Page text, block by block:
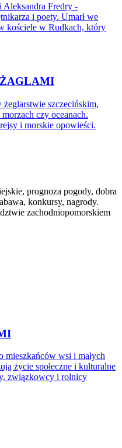
Aleksandra Fredry -
i poety. Umarł we
kościele w Rudkach, który
szczecińskim,
czy oceanach.
i morskie opowieści.
prognoza pogody, dobra
konkursy, nagrody.
zachodniopomorskiem
mieszkańców wsi i małych
życie społeczne i kulturalne
związkowcy i rolnicy